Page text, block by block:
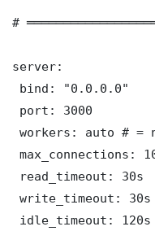
#
server:
bind: "0.0.0.0"
port: 3000
workers: auto # =
max_connections:
read_timeout: 30s
write_timeout: 30s
idle_timeout: 120s